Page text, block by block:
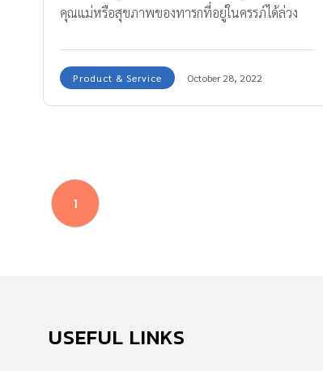
คุณแม่หรือสุขภาพของทารกที่อยู่ในครรภ์ได้ล่วง
Product & Service October 28, 2022
1
USEFUL LINKS